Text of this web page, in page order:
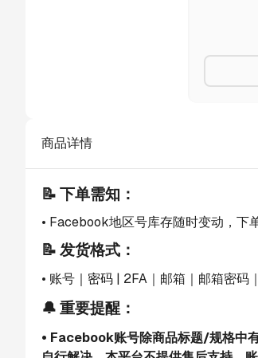
商品详情
📝 下单需知：
• Facebook地区号库存随时变动，下
📝 发货格式：
• 账号 ｜密码 | 2FA｜邮箱｜邮箱密码
🔔 重要提醒：
• Facebook账号除商品标题/规格中